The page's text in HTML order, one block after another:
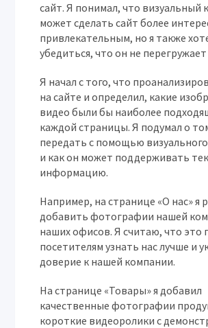
сайт. Я понимал, что визуальный
может сделать сайт более
привлекательным, но я также
убедиться, что он не перегружает
Я начал с того, что
на сайте и определил, какие
видео были бы наиболее
каждой страницы. Я подумал о
передать с помощью
и как он может поддерживать
информацию.
Например, на странице «О нас» я
добавить фотографии нашей
наших офисов. Я считаю, что это
посетителям узнать нас лучше и
доверие к нашей компании.
На странице «Товары» я добавил
качественные фотографии
короткие видеоролики с